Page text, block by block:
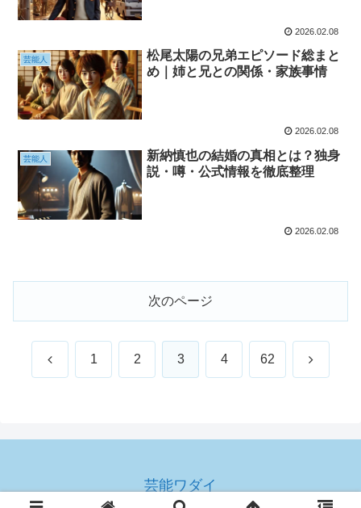
2026.02.08
芸能人
松尾太陽の兄弟エピソード総まと
め｜姉と兄との関係・家族事情
2026.02.08
芸能人
新納慎也の結婚の真相とは？独身
説・噂・公式情報を徹底整理
2026.02.08
次のページ
前 1 2 3 4 62 次
芸能ワダイ